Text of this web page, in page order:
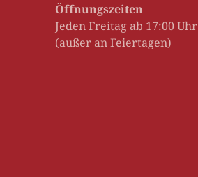
Öffnungszeiten
Jeden Freitag ab 17:00 Uhr
(außer an Feiertagen)